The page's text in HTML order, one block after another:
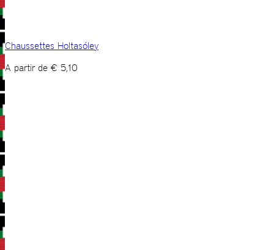
Chaussettes Holtasóley
A partir de € 5,10